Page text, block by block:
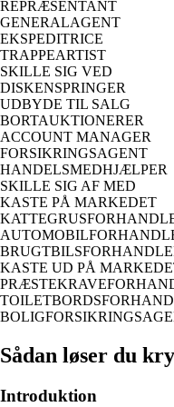
REPRÆSENTANT
GENERALAGENT
EKSPEDITRICE
TRAPPEARTIST
SKILLE SIG VED
DISKENSPRINGER
UDBYDE TIL SALG
BORTAUKTIONERER
ACCOUNT MANAGER
FORSIKRINGSAGENT
HANDELSMEDHJÆLPER
SKILLE SIG AF MED
KASTE PÅ MARKEDET
KASTE UD PÅ
Sådan løser du
Introduktion